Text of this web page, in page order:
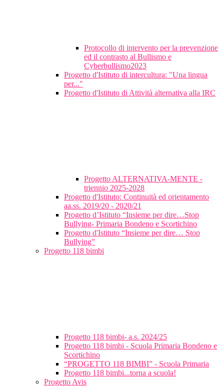
Protocollo di intervento per la prevenzione
ed il contrasto al Bullismo e
Cyberbullismo2023
Progetto d'Istituto di intercultura: "Una lingua
per..."
Progetto d'Istituto di Attività alternativa alla IRC
Progetto ALTERNATIVA-MENTE -
triennio 2025-2028
Progetto d'Istituto: Continuità ed orientamento
aa.ss. 2019/20 - 2020/21
Progetto d’Istituto “Insieme per dire…Stop
Bullying- Primaria Bondeno e Scortichino
Progetto d'Istituto “Insieme per dire… Stop
Bullying”
Progetto 118 bimbi
Progetto 118 bimbi- a.s. 2024/25
Progetto 118 bimbi - Scuola Primaria Bondeno e
Scortichino
“PROGETTO 118 BIMBI” - Scuola Primaria
Progetto 118 bimbi...torna a scuola!
Progetto Avis